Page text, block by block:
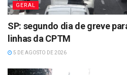
GERAL
SP: segundo dia de greve
linhas da CPTM
5 DE AGOSTO DE 2026